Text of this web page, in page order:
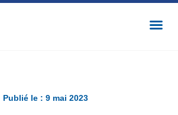
Publié le : 9 mai 2023